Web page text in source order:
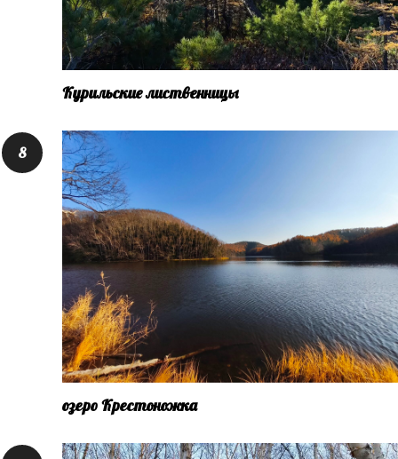
Курильские лиственницы
озеро Крестоножка